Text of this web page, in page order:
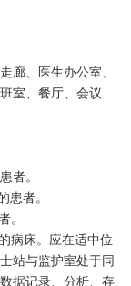
廊、医生办公室、
室、餐厅、会议
者。
者。
。
病床。应在适中位
站与监护室处于同
据记录、分析、存